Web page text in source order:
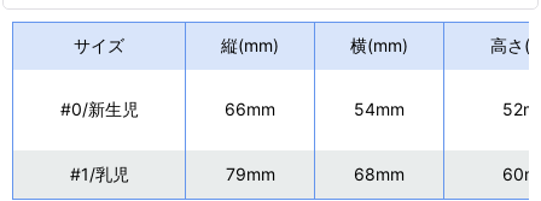
サイズ 縦(mm) 横(mm) 高さ
#0/新生児 66mm 54mm 52
#1/乳児 79mm 68mm